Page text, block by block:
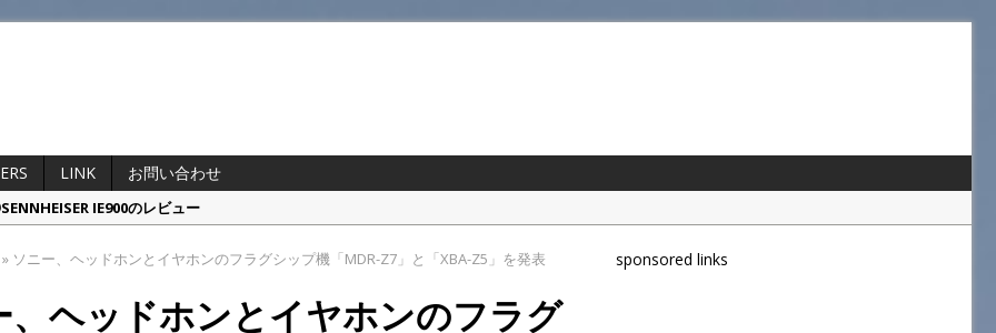
LINK
お問い合わせ
OpenDots ONEのレビュー
ポタプロと比較レビュー・・・するまでもなかった
物と徹底比較してみた
» ソニー、ヘッドホンとイヤホンのフラグシップ機「MDR-Z7」と「XBA-Z5」を発表
、ヘッドホンとイヤホンのフラグ
sponsored links